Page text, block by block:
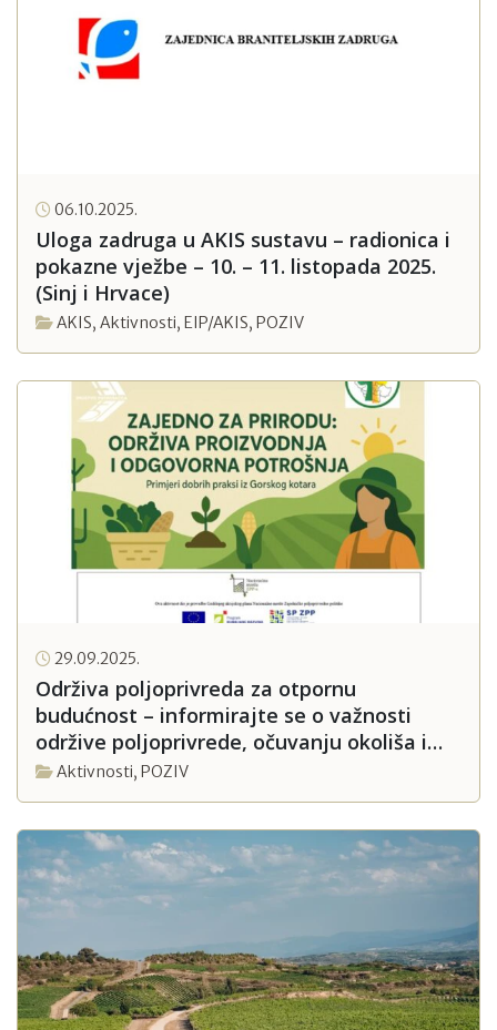
06.10.2025.
Uloga zadruga u AKIS sustavu – radionica i
pokazne vježbe – 10. – 11. listopada 2025.
(Sinj i Hrvace)
AKIS, Aktivnosti, EIP/AKIS, POZIV
29.09.2025.
Održiva poljoprivreda za otpornu
budućnost – informirajte se o važnosti
održive poljoprivrede, očuvanju okoliša i
bioraznolikosti te jačanju otpornosti
prehrambenog sustava EU
Aktivnosti, POZIV